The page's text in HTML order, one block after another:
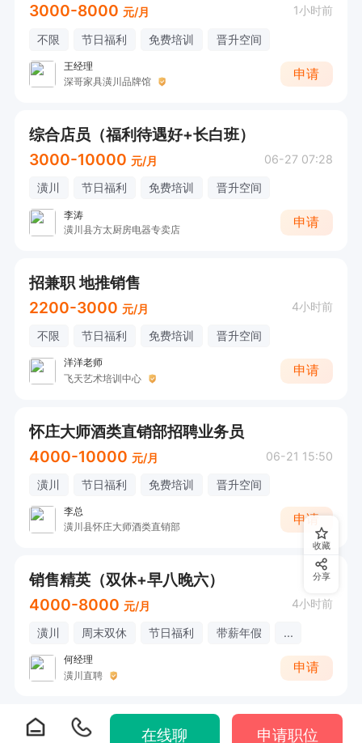
3000-8000 元/月 1小时前
不限 节日福利 免费培训 晋升空间
王经理
深哥家具潢川品牌馆
申请
综合店员（福利待遇好+长白班）
3000-10000 元/月 06-27 07:28
潢川 节日福利 免费培训 晋升空间
李涛
潢川县方太厨房电器专卖店
申请
招兼职 地推销售
2200-3000 元/月 4小时前
不限 节日福利 免费培训 晋升空间
洋洋老师
飞天艺术培训中心
申请
怀庄大师酒类直销部招聘业务员
4000-10000 元/月 06-21 15:50
潢川 节日福利 免费培训 晋升空间
李总
潢川县怀庄大师酒类直销部
申请
销售精英（双休+早八晚六）
4000-8000 元/月 4小时前
潢川 周末双休 节日福利 带薪年假 ...
何经理
潢川直聘
申请
收藏
分享
在线聊 申请职位